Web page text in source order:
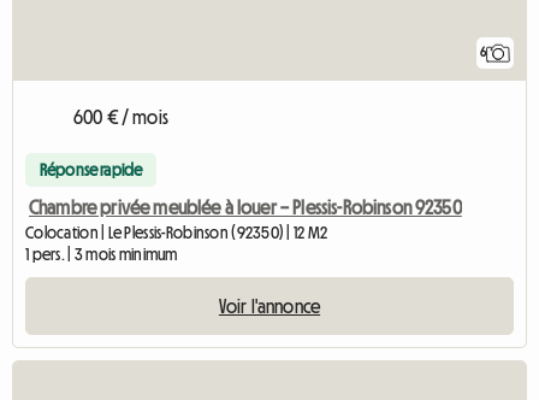
6
600 € / mois
Réponse rapide
Chambre privée meublée à louer – Plessis-Robinson 92350
Colocation | Le Plessis-Robinson (92350) | 12 M2
1 pers. | 3 mois minimum
Voir l'annonce